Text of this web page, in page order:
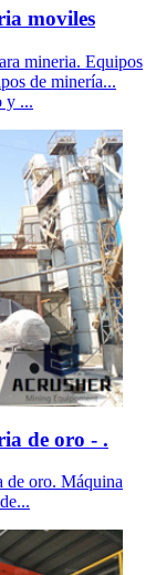
moviles
mineria. Equipos
de minería...
y ...
de oro - .
de oro. Máquina